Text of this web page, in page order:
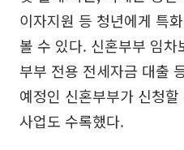
이자지원 등 청년에게 특
볼 수 있다. 신혼부부 임
부부 전용 전세자금 대출
예정인 신혼부부가 신청
사업도 수록했다.